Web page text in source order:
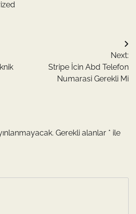
Next:
Stripe İcin Abd Telefon
Numarasi Gerekli Mi
Gerekli alanlar * ile